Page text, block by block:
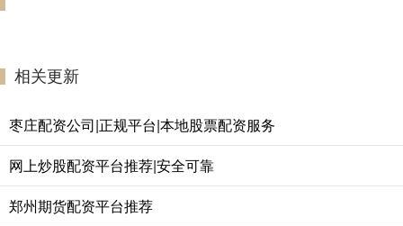
相关更新
枣庄配资公司|正规平台|本地股票配资服务
网上炒股配资平台推荐|安全可靠
郑州期货配资平台推荐